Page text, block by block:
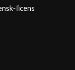
licens